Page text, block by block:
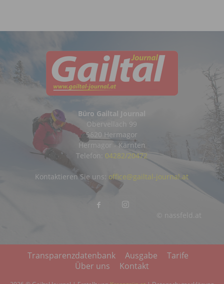
Büro Gailtal Journal
Obervellach 99
9620 Hermagor
Hermagor - Kärnten
Telefon: 04282/20472
© nassfeld.at
Kontaktieren Sie uns: office@gailtal-journal.at
Transparenzdatenbank Ausgabe
Tarife
Über uns
Kontakt